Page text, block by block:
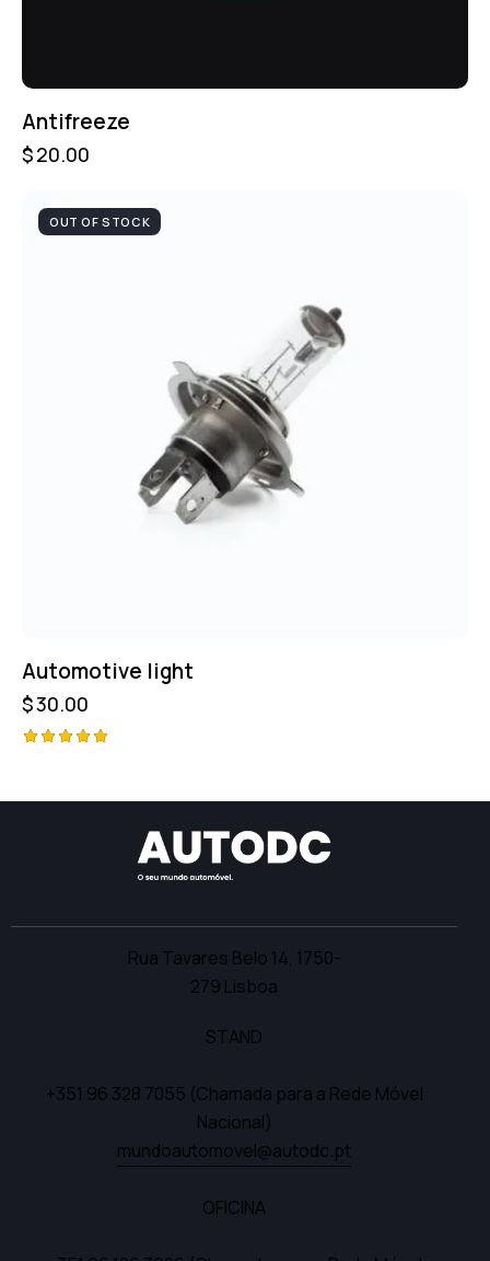
Antifreeze
$20.00
OUT OF STOCK
Automotive light
$30.00
Rua Tavares Belo 14, 1750-
279 Lisboa
STAND
+351 96 328 7055 (Chamada para a Rede Móvel
Nacional)
mundoautomovel@autodc.pt
OFICINA